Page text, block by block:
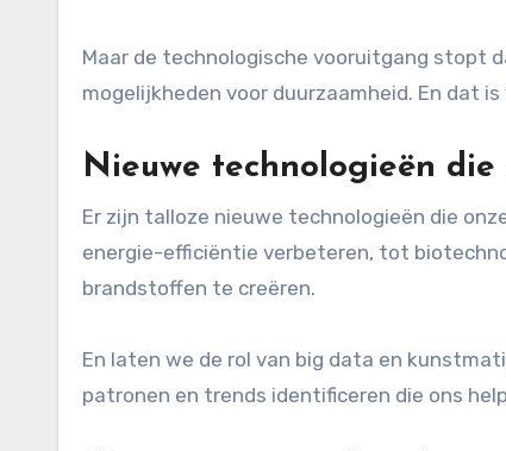
Maar de technologische vooruitgang stopt
mogelijkheden voor duurzaamheid. En dat
Nieuwe technologieën
Er zijn talloze nieuwe technologieën die
energie-efficiëntie verbeteren, tot
brandstoffen te creëren.
En laten we de rol van big data en
patronen en trends identificeren die ons